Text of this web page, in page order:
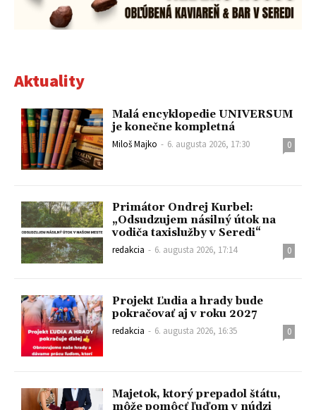
Aktuality
Malá encyklopedie UNIVERSUM
je konečne kompletná
Miloš Majko - 6. augusta 2026, 17:30 0
Primátor Ondrej Kurbel:
„Odsudzujem násilný útok na
vodiča taxislužby v Seredi“
redakcia - 6. augusta 2026, 17:14 0
Projekt Ľudia a hrady bude
pokračovať aj v roku 2027
redakcia - 6. augusta 2026, 16:35 0
Majetok, ktorý prepadol štátu,
môže pomôcť ľuďom v núdzi